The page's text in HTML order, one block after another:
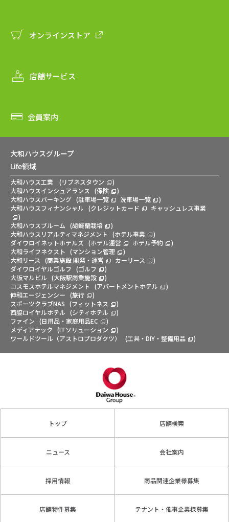
オンラインストア
店舗サービス
会員案内
大和ハウスグループ
Life領域
大和ハウス工業 (リブネスタウン
)
大和ハウスインシュアランス
(保険
)
大和ハウスパーキング (駐車場一覧 洗車場一覧
)
大和ハウスフィナンシャル (クレジットカード
キャッシュレス事業
)
大和ハウスブルーム (胡蝶蘭栽培
)
大和ハウスリアルティマネジメント (ホテル事業
)
ダイワロイネットホテルズ (ホテル運営 ホテル予約
)
大和ライフネクスト (マンション管理
)
大和リース
(商業施設 開発・運営 カーリース
)
ダイワロイヤルゴルフ (ゴルフ
)
大阪マルビル (大阪駅商業施設
)
コスモスホテルマネジメント (アパートメントホテル
)
伸和エージェンシー (旅行
)
スポーツクラブNAS (フィットネス
)
西脇ロイヤルホテル (シティホテル
)
ファイン (日用品・家庭用品EC
)
メディアテック (ITソリューション
)
ワールドツール（アストロプロダクツ）
(工具・DIY・整備用品 )
トップ 店舗検索
ニュース 会社案内
採用情報 商品関連企業様募集
店舗物件募集 テナント・催事企業様募集